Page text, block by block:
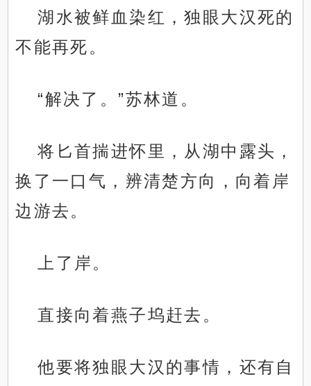
湖水被鲜血染红，独眼大汉死的
不能再死。
“解决了。”苏林道。
将匕首揣进怀里，从湖中露头，
换了一口气，辨清楚方向，向着岸
边游去。
上了岸。
直接向着燕子坞赶去。
他要将独眼大汉的事情，还有自